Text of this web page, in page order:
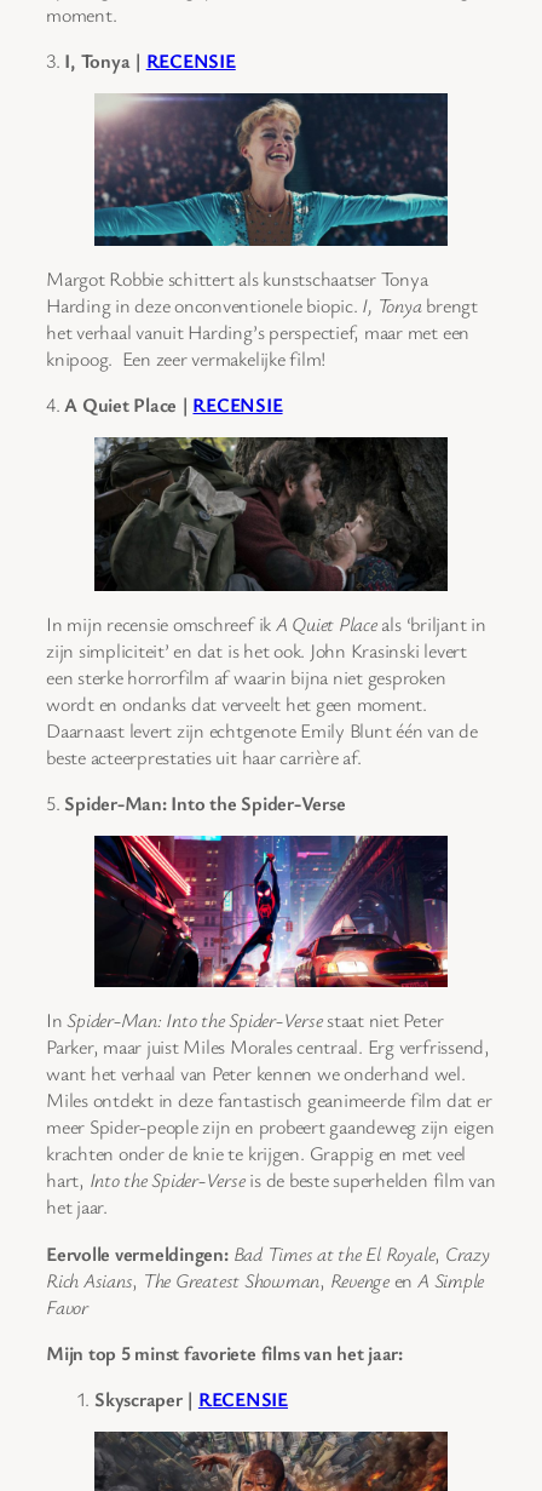
moment.
3. I, Tonya | RECENSIE
Margot Robbie schittert als kunstschaatser Tonya
Harding in deze onconventionele biopic. I, Tonyabrengt
het verhaal vanuit Harding’s perspectief, maar met een
knipoog. Een zeer vermakelijke film!
4.A Quiet Place | RECENSIE
In mijn recensie omschreef ikA Quiet Placeals ‘briljant in
zijn simpliciteit’ en dat is het ook. John Krasinski levert
een sterke horrorfilm af waarin bijna niet gesproken
wordt en ondanks dat verveelt het geen moment.
Daarnaast levert zijn echtgenote Emily Blunt één van de
beste acteerprestaties uit haar carrière af.
5. Spider-Man: Into the Spider-Verse
InSpider-Man: Into the Spider-Versestaat niet Peter
Parker, maar juist Miles Morales centraal. Erg verfrissend,
want het verhaal van Peter kennen we onderhand wel.
Miles ontdekt in deze fantastisch geanimeerde film dat er
meer Spider-people zijn en probeert gaandeweg zijn eigen
krachten onder de knie te krijgen. Grappig en met veel
hart, Into the Spider-Verseis de beste superhelden film van
het jaar.
Eervolle vermeldingen: Bad Times at the El Royale, Crazy
Rich Asians, The Greatest Showman, RevengeenA Simple
Favor
Mijn top 5 minst favoriete films van het jaar:
Skyscraper | RECENSIE